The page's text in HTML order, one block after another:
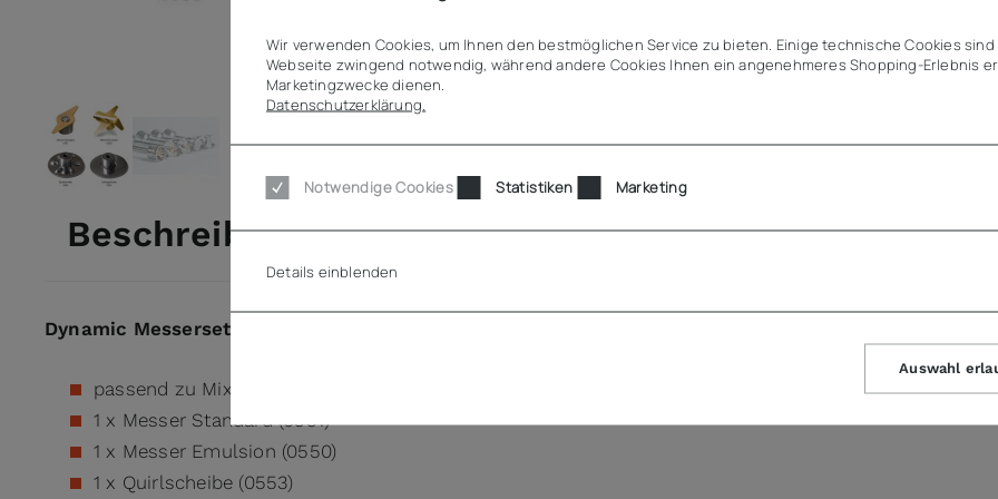
View larger imageView larger image
Beschreibung
Dynamic Messerset Dynamix
passend zu Mixstab Dynamix M160 und M190
1 x Messer Standard (0551)
1 x Messer Emulsion (0550)
1 x Quirlscheibe (0553)
Wir verwenden Cookies, um Ihnen den bestmöglichen Service zu bieten. Einige technische Cookies
Webseite zwingend notwendig, während andere Cookies Ihnen ein angenehmeres Shopping-Erlebnis
Marketingzwecke dienen.
Datenschutzerklärung.
Notwendige Cookies Statistiken Marketing
Details einblenden
Auswahl